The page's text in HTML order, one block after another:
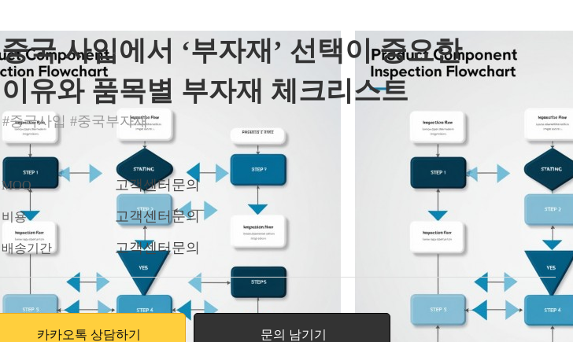
중국 사입에서 ‘부자재’ 선택이 중요한
이유와 품목별 부자재 체크리스트
#중국사입 #중국부자재
MOQ 고객센터문의
비용 고객센터문의
배송기간 고객센터문의
카카오톡 상담하기 문의 남기기